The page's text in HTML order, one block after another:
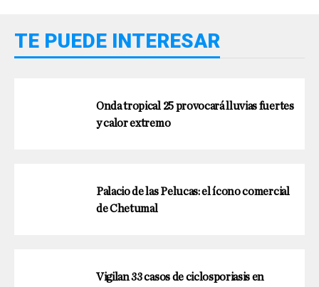
TE PUEDE INTERESAR
Onda tropical 25 provocará lluvias fuertes
y calor extremo
Palacio de las Pelucas: el ícono comercial
de Chetumal
Vigilan 33 casos de ciclosporiasis en